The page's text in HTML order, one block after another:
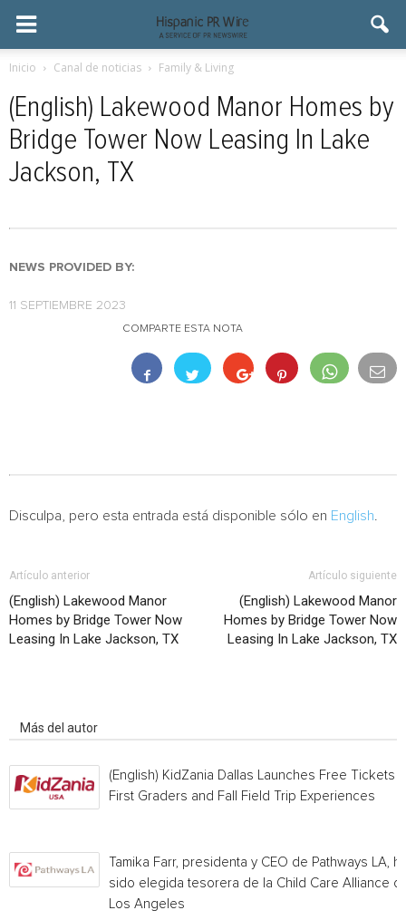
Inicio Canal de noticias Family & Living
(English) Lakewood Manor Homes by
Bridge Tower Now Leasing In Lake
Jackson, TX
NEWS PROVIDED BY:
11 SEPTIEMBRE 2023
COMPARTE ESTA NOTA
Disculpa, pero esta entrada está disponible sólo en English
Artículo anterior
(English) Lakewood Manor
Homes by Bridge Tower Now
Leasing In Lake Jackson, TX
Artículo siguiente
(English) Lakewood Manor
Homes by Bridge Tower Now
Leasing In Lake Jackson, TX
Más del autor
(English) KidZania Dallas Launches Free Tickets
First Graders and Fall Field Trip Experiences
Tamika Farr, presidenta y CEO de Pathways LA,
sido elegida tesorera de la Child Care Alliance of
Los Angeles